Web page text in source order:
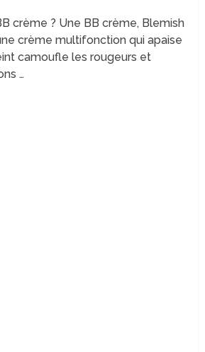
crème ? Une BB crème, Blemish
crème multifonction qui apaise
camoufle les rougeurs et
…